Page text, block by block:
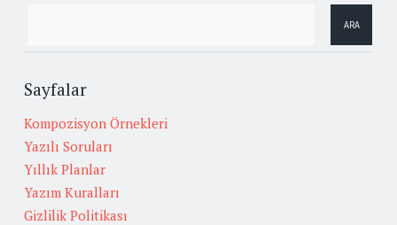
Sayfalar
Kompozisyon Örnekleri
Yazılı Soruları
Yıllık Planlar
Yazım Kuralları
Gizlilik Politikası